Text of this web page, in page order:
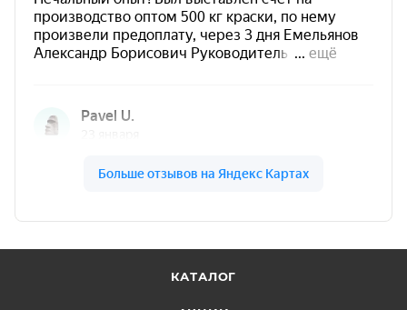
разрушения под действием влаги.
Подходит длябетона, керамического и
силикатного кирпича, стяжек, штукатурок,
ГКЛ.
гидроизоляции.
в пропорции5 л концентрата + 25 л воды.
КАТАЛОГ